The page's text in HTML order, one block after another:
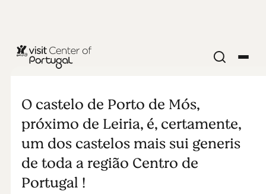
MONUMENTOS E ATRAÇÕES
Castelo de
Porto de Mós
O castelo de Porto de Mós,
próximo de Leiria, é, certamente,
um dos castelos mais sui generis
de toda a região Centro de
Portugal !